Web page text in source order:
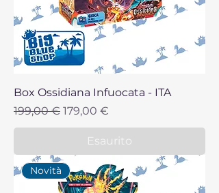
Box Ossidiana Infuocata - ITA
Prezzo regolare
199,00 € Prezzo scontato
179,00 €
Esaurito
Novità